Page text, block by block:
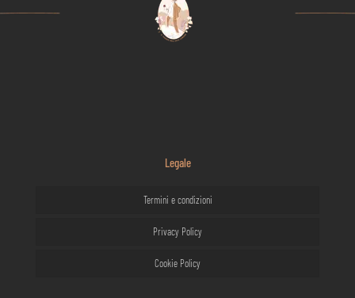
Legale
Termini e condizioni
Privacy Policy
Cookie Policy